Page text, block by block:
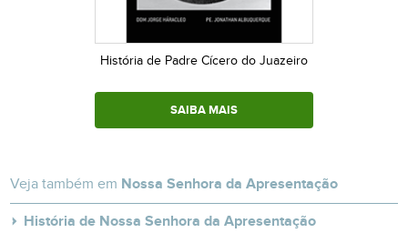
História de Padre Cícero do Juazeiro
SAIBA MAIS
Veja também em Nossa Senhora da Apresentação
História de Nossa Senhora da Apresentação